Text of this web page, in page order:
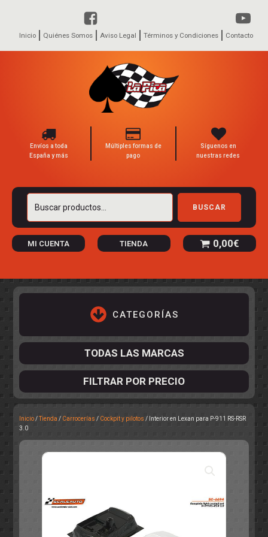
Inicio Quiénes Somos Aviso Legal Términos y Condiciones Contacto
Envíos a toda
España y más
Múltiples formas de
pago
Síguenos en
nuestras redes
Buscar
BUSCAR
MI CUENTA TIENDA 0,00€
CATEGORÍAS
OTROS
RALLY
TODAS LAS MARCAS
FILTRAR POR PRECIO
Inicio/Tienda / Carrocerías / Cockpit y pilotos / Interior en Lexan para P-911 RS-RSR
3.0